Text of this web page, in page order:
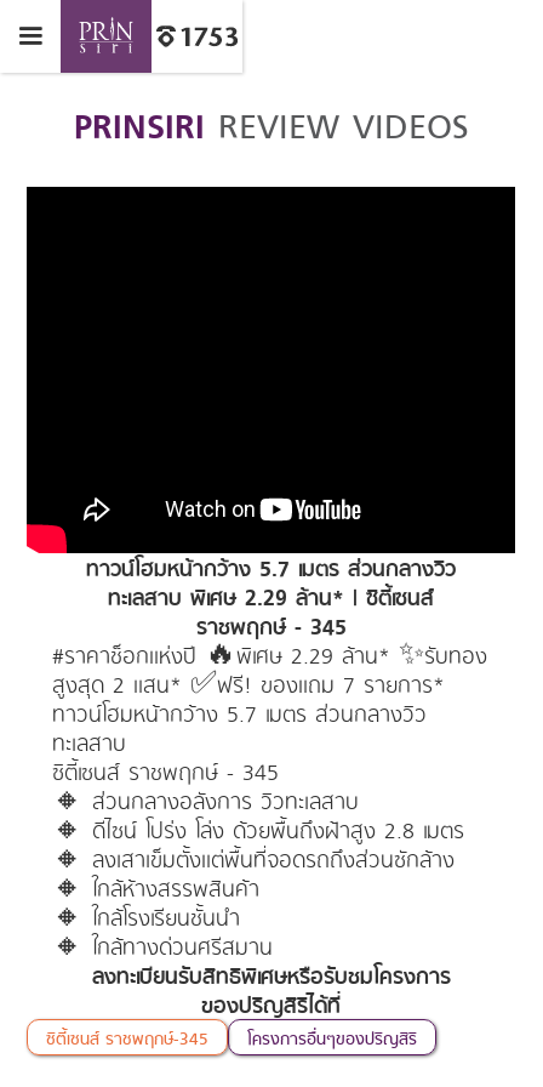
PRINSIRI REVIEW VIDEOS
ทาวน์โฮมหน้ากว้าง 5.7 เมตร ส่วนกลางวิว
ทะเลสาบ พิเศษ 2.29 ล้าน* | ซิตี้เซนส์
ราชพฤกษ์ - 345
#ราคาช็อกแห่งปี 🔥พิเศษ 2.29 ล้าน* ✨รับทอง
สูงสุด 2 แสน* ✅ฟรี! ของแถม 7 รายการ*
ทาวน์โฮมหน้ากว้าง 5.7 เมตร ส่วนกลางวิว
ทะเลสาบ
ซิตี้เซนส์ ราชพฤกษ์ - 345
🔸 ส่วนกลางอลังการ วิวทะเลสาบ
🔸 ดีไซน์ โปร่ง โล่ง ด้วยพื้นถึงฝ้าสูง 2.8 เมตร
🔸 ลงเสาเข็มตั้งแต่พื้นที่จอดรถถึงส่วนซักล้าง
🔸 ใกล้ห้างสรรพสินค้า
🔸 ใกล้โรงเรียนชั้นนำ
🔸 ใกล้ทางด่วนศรีสมาน
ลงทะเบียนรับสิทธิพิเศษหรือรับชมโครงการ
ของปริญสิริได้ที่
ซิตี้เซนส์ ราชพฤกษ์-345 โครงการอื่นๆของปริญสิริ